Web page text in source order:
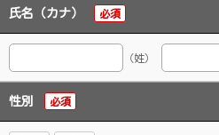
氏名（カナ） 必須
（姓）
性別 必須